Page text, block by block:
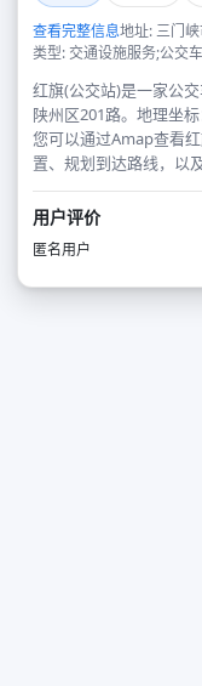
查看完整信息地址: 三门
类型: 交通设施服务;公交
红旗(公交站)是一家公
陕州区201路。地理坐标
您可以通过Amap查看
置、规划到达路线，以
用户评价
匿名用户